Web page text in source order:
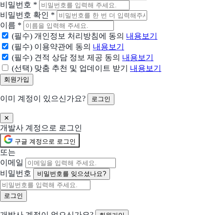
타임인아웃
스마트한 출퇴근 관리
이지마스터
스마트한 업무관리 솔루션
업무를 새롭게, 편하게, 나답게. 올인원 업무플랫폼
휴램
전문 노무사가 직접 만들고 관리하는 인사관리 솔루션, 업계 최저가 보장!
플젝클라우드
뉴노멀시대의 합리적인 비대면 워크플랫폼
비밀번호 *
비밀번호 확인 *
이름 *
(필수) 개인정보 처리방침에 동의 내용보기
(필수) 이용약관에 동의 내용보기
(필수) 견적 상담 정보 제공 동의 내용보기
(선택) 맞춤 추천 및 업데이트 받기
내용보기
이미 계정이 있으신가요? 로그인
✕
개발사 계정으로 로그인
구글 계정으로 로그인
또는
이메일
비밀번호
비밀번호를 잊으셨나요?